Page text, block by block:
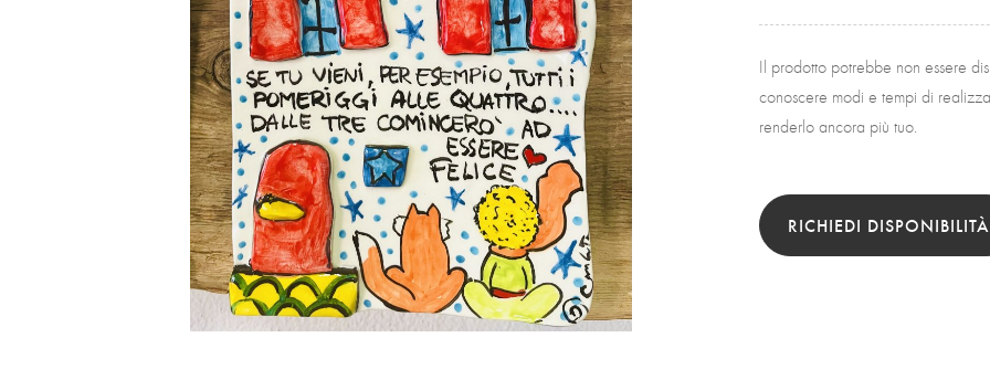
Il prodotto potrebbe non essere
conoscere modi e tempi di
renderlo ancora più tuo.
RICHIEDI DISPONIBILITÀ